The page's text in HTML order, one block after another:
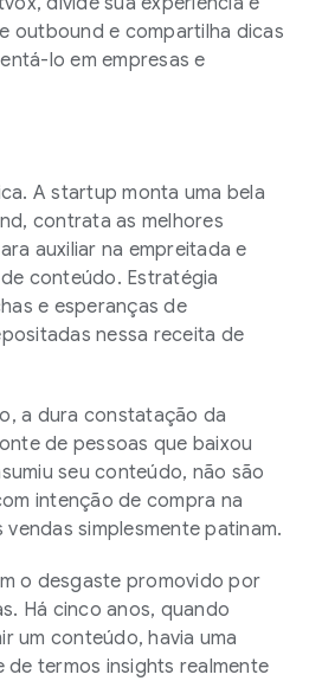
outbound e compartilha dicas
lo em empresas e
A startup monta uma bela
contrata as melhores
auxiliar na empreitada e
conteúdo. Estratégia
e esperanças de
nessa receita de
a dura constatação da
de pessoas que baixou
seu conteúdo, não são
intenção de compra na
vendas simplesmente patinam.
o desgaste promovido por
Há cinco anos, quando
um conteúdo, havia uma
termos insights realmente